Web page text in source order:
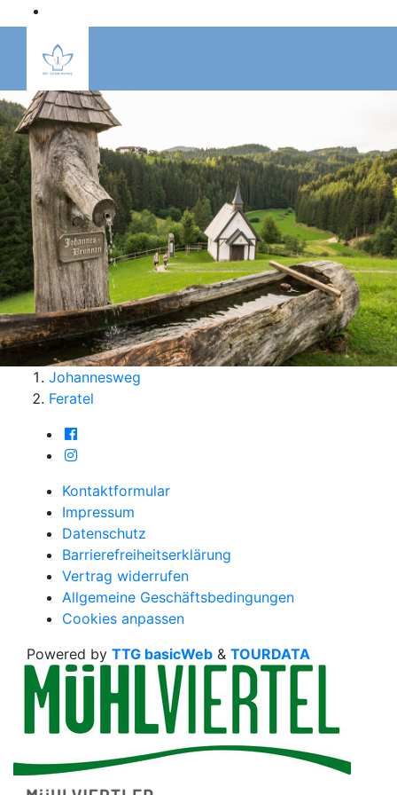
Navigation [2]
Johannesweg
Feratel
Feratel
Kontaktformular
Impressum
Datenschutz
Barrierefreiheitserklärung
Vertrag widerrufen
Allgemeine Geschäftsbedingungen
Cookies anpassen
Powered by TTG basicWeb & TOURDATA